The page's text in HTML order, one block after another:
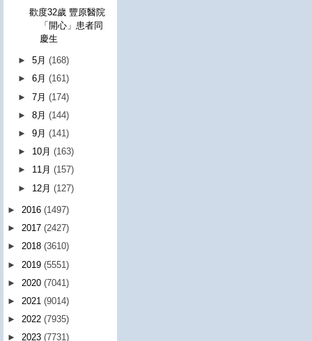
歡度32歲 豐原醫院
「開心」患者同
慶生
►5月(168)
►6月(161)
►7月(174)
►8月(144)
►9月(141)
► 10月(163)
► 11月(157)
► 12月(127)
► 2016 (1497)
► 2017 (2427)
► 2018 (3610)
► 2019 (5551)
► 2020 (7041)
► 2021 (9014)
► 2022 (7935)
► 2023 (7731)